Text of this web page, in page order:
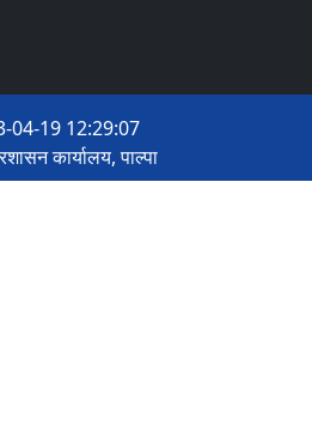
04-19 12:29:07
कार्यालय, पाल्पा